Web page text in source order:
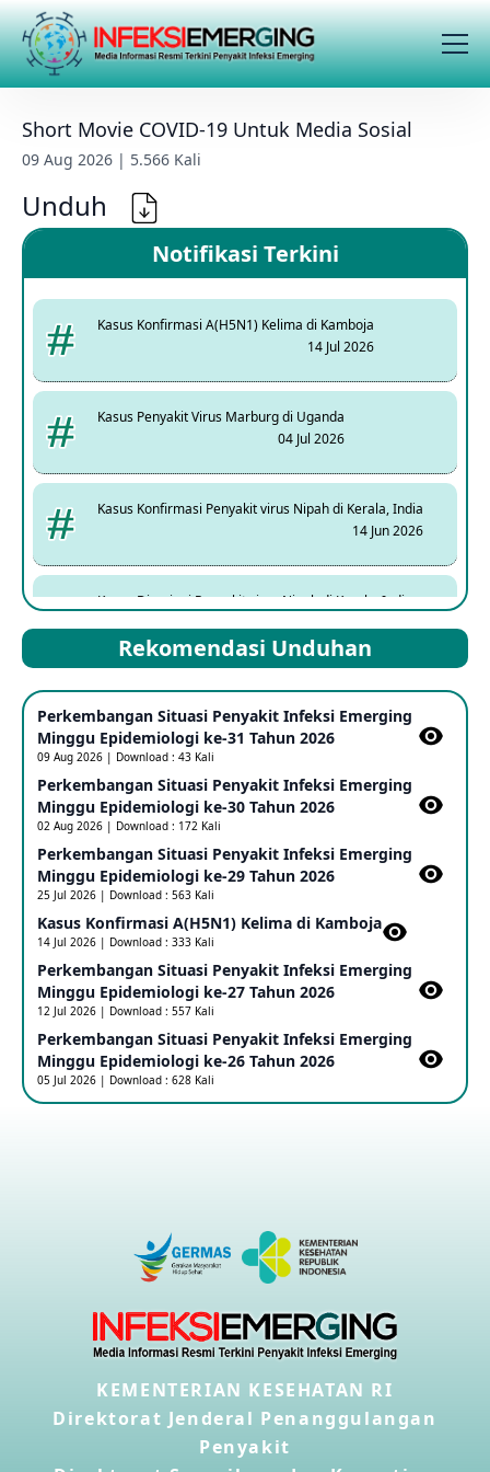
Short Movie COVID-19 Untuk Media Sosial
09 Aug 2026 | 5.566 Kali
Unduh
Notifikasi Terkini
Kasus Konfirmasi A(H5N1) Kelima di Kamboja
14 Jul 2026
Kasus Penyakit Virus Marburg di Uganda
04 Jul 2026
Kasus Konfirmasi Penyakit virus Nipah di Kerala, India
14 Jun 2026
Kasus Dicurigai Penyakit virus Nipah di Kerala, India
Mpox Clade 1b di Taiwan
25 May 2026
Update Informasi PHEIC Penyakit Ebola
23 May 2026
Penetapan Outbreak Penyakit Ebola di RD Kongo dan
Uganda Sebagai PHEIC
17 May 2026
Outbreak Penyakti Ebola di RD Kongo
16 May 2026
Kasus Konfirmasi A(H5NN6) di Cina
Penyakit virus Hanta di Kapal Pesiar Keberangkatan
Argentina
Penyakit Meningokokus di Vietnam
28 Apr 2026
Kasus Konfirmasi Avian Influenza A(H5N1) Keempat di
Rekomendasi Unduhan
Perkembangan Situasi Penyakit Infeksi Emerging
Minggu Epidemiologi ke-31 Tahun 2026
09 Aug 2026 | Download : 43 Kali
Perkembangan Situasi Penyakit Infeksi Emerging
Minggu Epidemiologi ke-30 Tahun 2026
02 Aug 2026 | Download : 172 Kali
Perkembangan Situasi Penyakit Infeksi Emerging
Minggu Epidemiologi ke-29 Tahun 2026
25 Jul 2026 | Download : 563 Kali
Kasus Konfirmasi A(H5N1) Kelima di Kamboja​
14 Jul 2026 | Download : 333 Kali
Perkembangan Situasi Penyakit Infeksi Emerging
Minggu Epidemiologi ke-27 Tahun 2026
12 Jul 2026 | Download : 557 Kali
Perkembangan Situasi Penyakit Infeksi Emerging
Minggu Epidemiologi ke-26 Tahun 2026
05 Jul 2026 | Download : 628 Kali
KEMENTERIAN KESEHATAN RI
Direktorat Jenderal Penanggulangan
Penyakit